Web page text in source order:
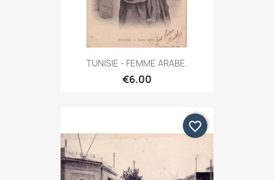
TUNISIE - FEMME ARABE.
€6.00
favorite_border